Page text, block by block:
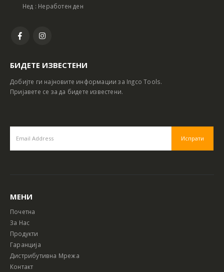
Нед : Неработен ден
БИДЕТЕ ИЗВЕСТЕНИ
Добијте ги најновите информации за Ingco Tools.
Пријавете се за да бидете известени.
МЕНИ
Почетна
За Нас
Продукти
Гаранција
Дистрибутивна Мрежа
Контакт